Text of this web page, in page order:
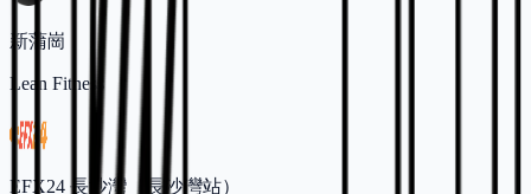
新蒲崗
Lean Fitness
EFX24 長沙灣（長沙灣站）